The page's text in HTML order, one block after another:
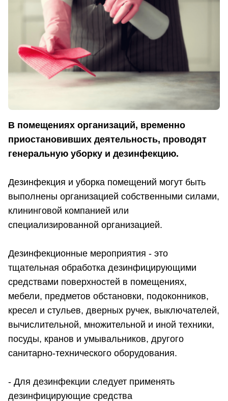
В помещениях организаций, временно
приостановивших деятельность, проводят
генеральную уборку и дезинфекцию.
Дезинфекция и уборка помещений могут быть
выполнены организацией собственными силами,
клининговой компанией или
специализированной организацией.
Дезинфекционные мероприятия - это
тщательная обработка дезинфицирующими
средствами поверхностей в помещениях,
мебели, предметов обстановки, подоконников,
кресел и стульев, дверных ручек, выключателей,
вычислительной, множительной и иной техники,
посуды, кранов и умывальников, другого
санитарно-технического оборудования.
- Для дезинфекции следует применять
дезинфицирующие средства